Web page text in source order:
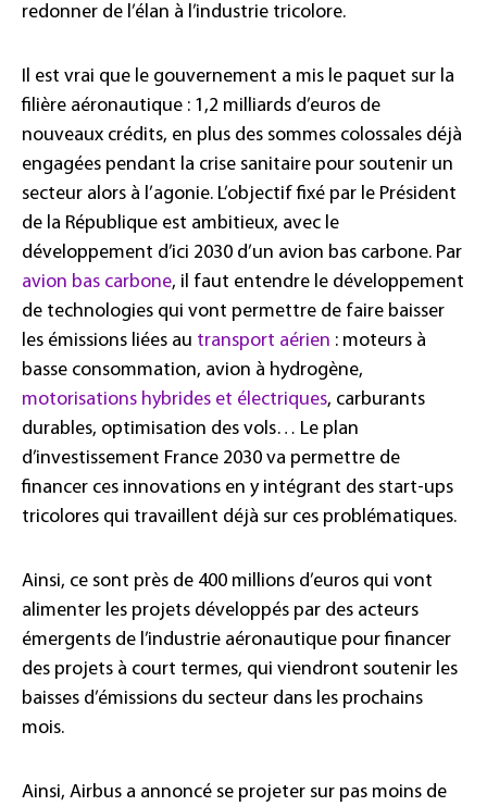
redonner de l’élan à l’industrie tricolore.
Il est vrai que le gouvernement a mis le paquet sur la
filière aéronautique : 1,2 milliards d’euros de
nouveaux crédits, en plus des sommes colossales déjà
engagées pendant la crise sanitaire pour soutenir un
secteur alors à l’agonie. L’objectif fixé par le Président
de la République est ambitieux, avec le
développement d’ici 2030 d’un avion bas carbone. Par
avion bas carbone, il faut entendre le développement
de technologies qui vont permettre de faire baisser
les émissions liées au transport aérien : moteurs à
basse consommation, avion à hydrogène,
motorisations hybrides et électriques, carburants
durables, optimisation des vols… Le plan
d’investissement France 2030 va permettre de
financer ces innovations en y intégrant des start-ups
tricolores qui travaillent déjà sur ces problématiques.
Ainsi, ce sont près de 400 millions d’euros qui vont
alimenter les projets développés par des acteurs
émergents de l’industrie aéronautique pour financer
des projets à court termes, qui viendront soutenir les
baisses d’émissions du secteur dans les prochains
mois.
Ainsi, Airbus a annoncé se projeter sur pas moins de